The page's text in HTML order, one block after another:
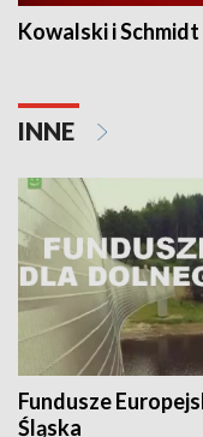
Kowalski i Schmidt
INNE
Fundusze
Śląska